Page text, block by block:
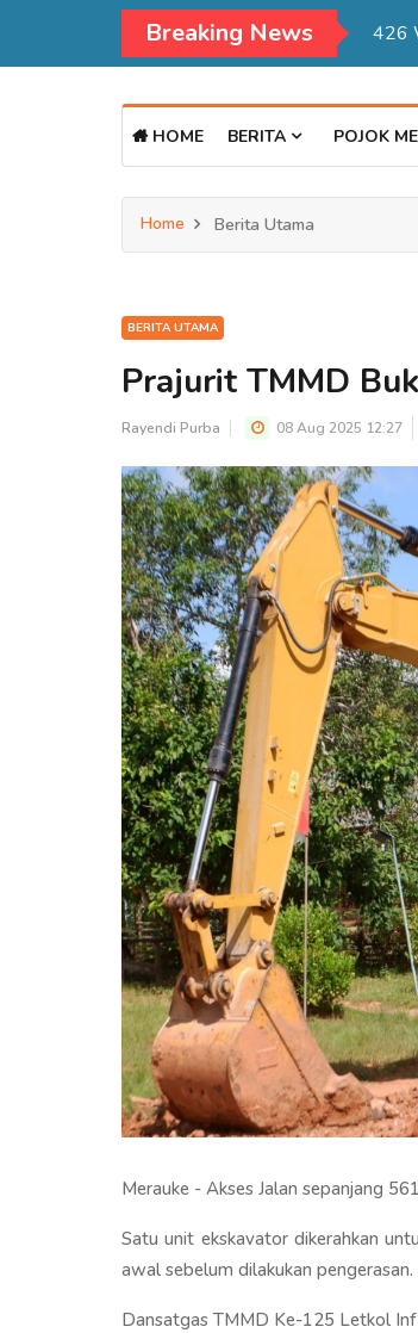
Breaking News
HOME BERITA POJOK
Home Berita Utama
BERITA UTAMA
Prajurit TMMD
Rayendi Purba 08 Aug 2025 12:27
Merauke - Akses Jalan sepanjang
Satu unit ekskavator dikerahkan
awal sebelum dilakukan pengerasan.
Dansatgas TMMD Ke-125 Letkol